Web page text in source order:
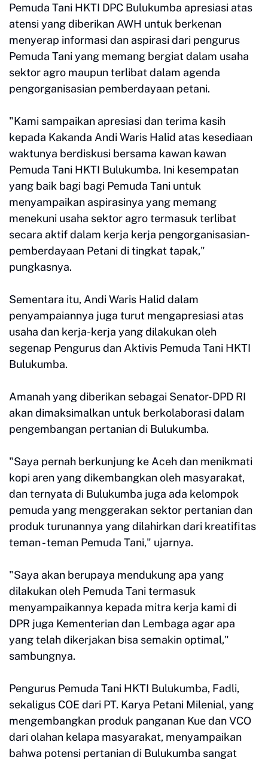
Pemuda Tani HKTI DPC Bulukumba apresiasi atas
atensi yang diberikan AWH untuk berkenan
menyerap informasi dan aspirasi dari pengurus
Pemuda Tani yang memang bergiat dalam usaha
sektor agro maupun terlibat dalam agenda
pengorganisasian pemberdayaan petani.
"Kami sampaikan apresiasi dan terima kasih
kepada Kakanda Andi Waris Halid atas kesediaan
waktunya berdiskusi bersama kawan kawan
Pemuda Tani HKTI Bulukumba. Ini kesempatan
yang baik bagi bagi Pemuda Tani untuk
menyampaikan aspirasinya yang memang
menekuni usaha sektor agro termasuk terlibat
secara aktif dalam kerja kerja pengorganisasian-
pemberdayaan Petani di tingkat tapak,"
pungkasnya.
Sementara itu, Andi Waris Halid dalam
penyampaiannya juga turut mengapresiasi atas
usaha dan kerja-kerja yang dilakukan oleh
segenap Pengurus dan Aktivis Pemuda Tani HKTI
Bulukumba.
Amanah yang diberikan sebagai Senator-DPD RI
akan dimaksimalkan untuk berkolaborasi dalam
pengembangan pertanian di Bulukumba.
"Saya pernah berkunjung ke Aceh dan menikmati
kopi aren yang dikembangkan oleh masyarakat,
dan ternyata di Bulukumba juga ada kelompok
pemuda yang menggerakan sektor pertanian dan
produk turunannya yang dilahirkan dari kreatifitas
teman - teman Pemuda Tani," ujarnya.
"Saya akan berupaya mendukung apa yang
dilakukan oleh Pemuda Tani termasuk
menyampaikannya kepada mitra kerja kami di
DPR juga Kementerian dan Lembaga agar apa
yang telah dikerjakan bisa semakin optimal,"
sambungnya.
Pengurus Pemuda Tani HKTI Bulukumba, Fadli,
sekaligus COE dari PT. Karya Petani Milenial, yang
mengembangkan produk panganan Kue dan VCO
dari olahan kelapa masyarakat, menyampaikan
bahwa potensi pertanian di Bulukumba sangat